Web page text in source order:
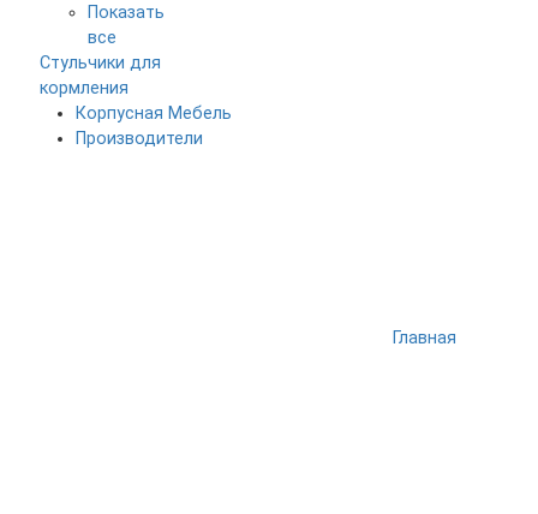
Показать
все
Стульчики для
кормления
Корпусная Мебель
Производители
Главная